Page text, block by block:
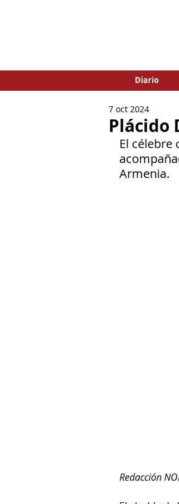
Diario
Plácido
7 oct 2024
El célebre
Armenia.
Redacción